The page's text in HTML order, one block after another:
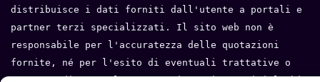
distribuisce i dati forniti dall'utente a portali e
partner terzi specializzati. Il sito web non è
responsabile per l'accuratezza delle quotazioni
fornite, né per l'esito di eventuali trattative o